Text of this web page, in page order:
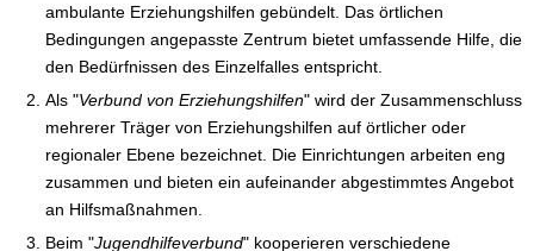
ambulante Erziehungshilfen gebündelt. Das örtlichen
Bedingungen angepasste Zentrum bietet umfassende Hilfe, die
den Bedürfnissen des Einzelfalles entspricht.
Als "Verbund von Erziehungshilfen" wird der Zusammenschluss
mehrerer Träger von Erziehungshilfen auf örtlicher oder
regionaler Ebene bezeichnet. Die Einrichtungen arbeiten eng
zusammen und bieten ein aufeinander abgestimmtes Angebot
an Hilfsmaßnahmen.
Beim "Jugendhilfeverbund" kooperieren verschiedene